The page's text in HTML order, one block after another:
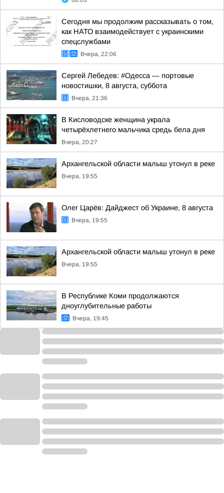
Сегодня мы продолжим рассказывать о том,
как НАТО взаимодействует с украинскими
спецслужбами
Вчера, 22:06
Сергей Лебедев: #Одесса — портовые
новостишки, 8 августа, суббота
Вчера, 21:36
В Кисловодске женщина украла
четырёхлетнего мальчика средь бела дня
Вчера, 20:27
Архангельской области малыш утонул в реке
Вчера, 19:55
Олег Царёв: Дайджест об Украине, 8 августа
Вчера, 19:55
Архангельской области малыш утонул в реке
Вчера, 19:55
В Республике Коми продолжаются
дноуглубительные работы
Вчера, 19:45